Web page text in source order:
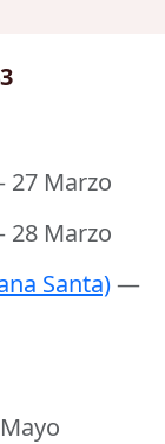
Marzo
Marzo
Santa)—